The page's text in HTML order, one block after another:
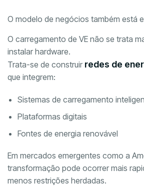
O modelo de negócios também está
O carregamento de VE não se trata
instalar hardware.
Trata-se de construir redes de
que integrem:
Sistemas de carregamento
Plataformas digitais
Fontes de energia renovável
Em mercados emergentes como a
transformação pode ocorrer mais
menos restrições herdadas.